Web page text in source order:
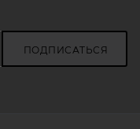
ПОДПИСАТЬСЯ